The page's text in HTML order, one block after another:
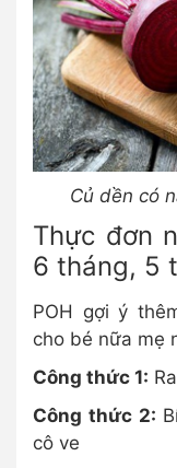
Củ dền có
Thực đơn
6 tháng, 5
POH gợi ý
cho bé nữa mẹ
Công thức 1:
Công thức 2:
cô ve